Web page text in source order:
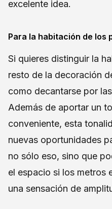
excelente idea.
Para la habitación de los
Si quieres distinguir la
resto de la decoración
como decantarse por
Además de aportar un
conveniente, esta
nuevas oportunidades
no sólo eso, sino que
el espacio si los metros
una sensación de